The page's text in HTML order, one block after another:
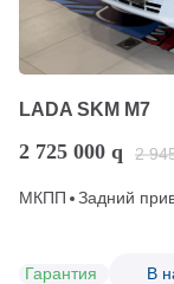
LADA SKM M7
2 725 000 q 2
МКПП Задний
Гарантия В